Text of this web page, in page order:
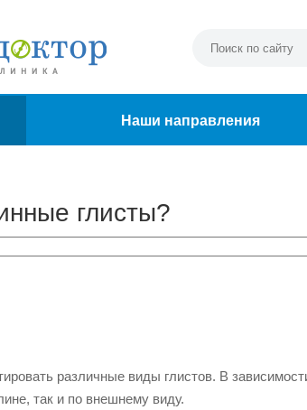
Наши направления
глисты?
различные виды глистов. В
так и по внешнему виду.